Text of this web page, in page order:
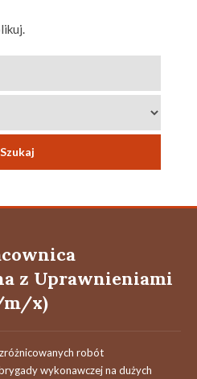
z Uprawnieniami
m/x)
robót
wykonawczej na dużych